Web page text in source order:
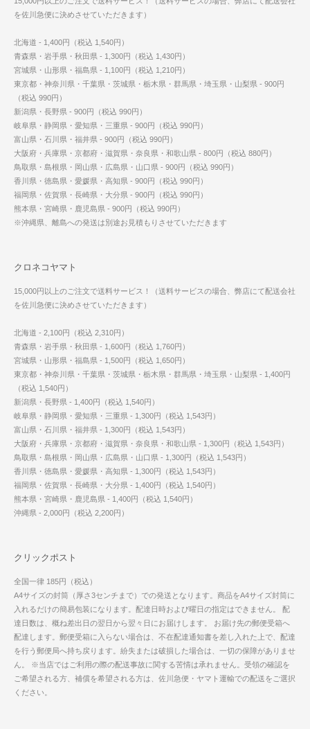
を佐川急便に決めさせていただきます）
北海道 - 1,400円（税込 1,540円）
青森県・岩手県・秋田県 - 1,300円（税込 1,430円）
宮城県・山形県・福島県 - 1,100円（税込 1,210円）
東京都・神奈川県・千葉県・茨城県・栃木県・群馬県・埼玉県・山梨県 - 900円
（税込 990円）
新潟県・長野県 - 900円（税込 990円）
岐阜県・静岡県・愛知県・三重県 - 900円（税込 990円）
富山県・石川県・福井県 - 900円（税込 990円）
大阪府・兵庫県・京都府・滋賀県・奈良県・和歌山県 - 800円（税込 880円）
鳥取県・島根県・岡山県・広島県・山口県 - 900円（税込 990円）
香川県・徳島県・愛媛県・高知県 - 900円（税込 990円）
福岡県・佐賀県・長崎県・大分県 - 900円（税込 990円）
熊本県・宮崎県・鹿児島県 - 900円（税込 990円）
※沖縄県、離島への発送は別途お見積もりさせていただきます
クロネコヤマト
15,000円以上のご注文で送料サービス！（送料サービスの場合、弊店にて配送会社
を佐川急便に決めさせていただきます）
北海道 - 2,100円（税込 2,310円）
青森県・岩手県・秋田県 - 1,600円（税込 1,760円）
宮城県・山形県・福島県 - 1,500円（税込 1,650円）
東京都・神奈川県・千葉県・茨城県・栃木県・群馬県・埼玉県・山梨県 - 1,400円
（税込 1,540円）
新潟県・長野県 - 1,400円（税込 1,540円）
岐阜県・静岡県・愛知県・三重県 - 1,300円（税込 1,543円）
富山県・石川県・福井県 - 1,300円（税込 1,543円）
大阪府・兵庫県・京都府・滋賀県・奈良県・和歌山県 - 1,300円（税込 1,543円）
鳥取県・島根県・岡山県・広島県・山口県 - 1,300円（税込 1,543円）
香川県・徳島県・愛媛県・高知県 - 1,300円（税込 1,543円）
福岡県・佐賀県・長崎県・大分県 - 1,400円（税込 1,540円）
熊本県・宮崎県・鹿児島県 - 1,400円（税込 1,540円）
沖縄県 - 2,000円（税込 2,200円）
クリックポスト
全国一律 185円（税込）
A4サイズの封筒（厚さ3センチまで）での発送となります。商品をA4サイズ封筒に
入れるだけの簡易包装になります。配達日時および曜日の指定はできません。 配
達日数は、概ね差出日の翌日から翌々日にお届けします。 お届け先の郵便受箱へ
配達します。郵便受箱に入らない場合は、不在配達通知書を差し入れた上で、配達
を行う郵便局へ持ち戻ります。紛失または破損した場合は、一切の保障がありませ
ん。 ※当店ではご利用の際の配送事故に関する苦情は承れません。受領の確認を
ご希望される方、補償を希望される方は、佐川急便・ヤマト運輸での配送をご選択
ください。